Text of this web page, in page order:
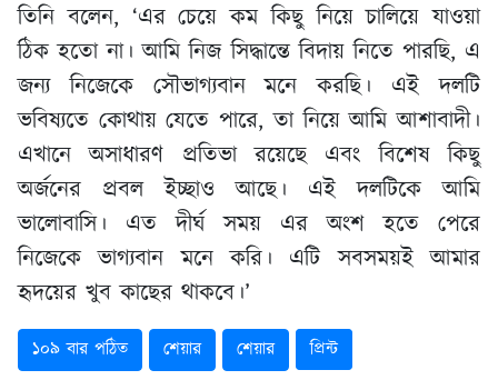
তিনি বলেন, ‘এর চেয়ে কম কিছু নিয়ে চালিয়ে যাওয়া
ঠিক হতো না। আমি নিজ সিদ্ধান্তে বিদায় নিতে পারছি, এ
জন্য নিজেকে সৌভাগ্যবান মনে করছি। এই দলটি
ভবিষ্যতে কোথায় যেতে পারে, তা নিয়ে আমি আশাবাদী।
এখানে অসাধারণ প্রতিভা রয়েছে এবং বিশেষ কিছু
অর্জনের প্রবল ইচ্ছাও আছে। এই দলটিকে আমি
ভালোবাসি। এত দীর্ঘ সময় এর অংশ হতে পেরে
নিজেকে ভাগ্যবান মনে করি। এটি সবসময়ই আমার
হৃদয়ের খুব কাছের থাকবে।’
১০৯ বার পঠিত শেয়ার শেয়ার প্রিন্ট